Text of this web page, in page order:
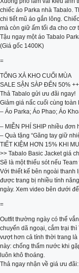
chiếc áo Parka nhà Tabalo.
chi tiết mũ áo gắn lông.
mà còn giữ ấm tối đa cho cơ
Tậu ngay một áo Tabalo
(Giá gốc 1400K)
=
TỔNG XẢ KHO CUỐI MÙA
SALE SẬN SÀP ĐẾN 50% ++
Thả Tabalo gửi ưu đãi ngay!
Giảm giá nấc cuối cùng
– Áo Parka; Áo Phao; Áo
– MIỄN PHÍ SHIP nhiều đơn
– Quà tặng “Găng tay giữ
TIẾT KIỆM HƠN 15% KHI
>> Tabalo Basic Jacket giá
Sẽ là một thiếu sót nếu
Với thiết kế bên ngoài thanh
được trang bị nhiều tính
ngày. Xem video bên dưới
=
Outfit thường ngày có thể
chuyến dã ngoại, cắm trại
vượt hơn cả tính thời trang
này: chống thấm nước khi
luôn khô thoáng.
Thả ngay nhận về giá ưu